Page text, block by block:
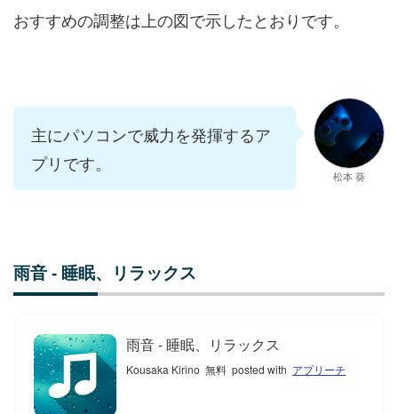
おすすめの調整は上の図で示したとおりです。
主にパソコンで威力を発揮するア
プリです。
松本 葵
雨音 - 睡眠、リラックス
雨音 - 睡眠、リラックス
Kousaka Kirino 無料 posted with アプリーチ